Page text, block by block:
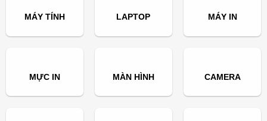
MÁY TÍNH LAPTOP MÁY IN
MỰC IN MÀN HÌNH CAMERA